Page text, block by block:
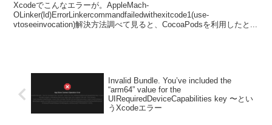
Xcodeでこんなエラーが。AppleMach-
OLinker(ld)ErrorLinkercommandfailedwithexitcode1(use-
vtoseeinvocation)解決方法調べて見ると、CocoaPodsを利用したと...
Invalid Bundle. You’ve included the
“arm64” value for the
UIRequiredDeviceCapabilities key 〜とい
うXcodeエラー